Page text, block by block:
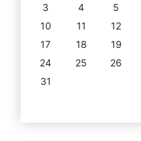
3
4 5
10
11 12
17
18 19
24
25 26
31